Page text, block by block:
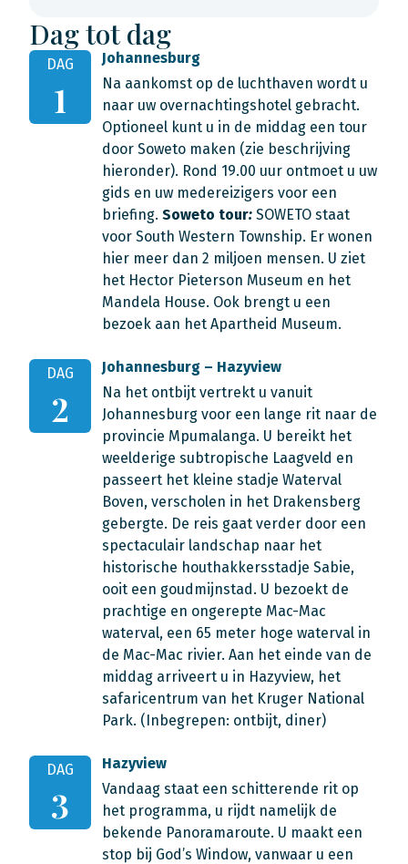
Dag tot dag
DAG
1
Johannesburg
Na aankomst op de luchthaven wordt u
naar uw overnachtingshotel gebracht.
Optioneel kunt u in de middag een tour
door Soweto maken (zie beschrijving
hieronder). Rond 19.00 uur ontmoet u uw
gids en uw medereizigers voor een
briefing. Soweto tour: SOWETO staat
voor South Western Township. Er wonen
hier meer dan 2 miljoen mensen. U ziet
het Hector Pieterson Museum en het
Mandela House. Ook brengt u een
bezoek aan het Apartheid Museum.
DAG
2
Johannesburg – Hazyview
Na het ontbijt vertrekt u vanuit
Johannesburg voor een lange rit naar de
provincie Mpumalanga. U bereikt het
weelderige subtropische Laagveld en
passeert het kleine stadje Waterval
Boven, verscholen in het Drakensberg
gebergte. De reis gaat verder door een
spectaculair landschap naar het
historische houthakkersstadje Sabie,
ooit een goudmijnstad. U bezoekt de
prachtige en ongerepte Mac-Mac
waterval, een 65 meter hoge waterval in
de Mac-Mac rivier. Aan het einde van de
middag arriveert u in Hazyview, het
safaricentrum van het Kruger National
Park. (Inbegrepen: ontbijt, diner)
DAG
3
Hazyview
Vandaag staat een schitterende rit op
het programma, u rijdt namelijk de
bekende Panoramaroute. U maakt een
stop bij God’s Window, vanwaar u een